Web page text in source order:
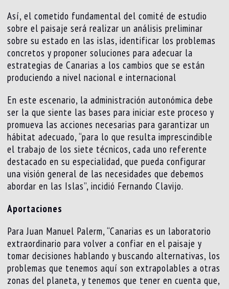
Así, el cometido fundamental del comité de estudio
sobre el paisaje será realizar un análisis preliminar
sobre su estado en las islas, identificar los problemas
concretos y proponer soluciones para adecuar la
estrategias de Canarias a los cambios que se están
produciendo a nivel nacional e internacional
En este escenario, la administración autonómica debe
ser la que siente las bases para iniciar este proceso y
promueva las acciones necesarias para garantizar un
hábitat adecuado, “para lo que resulta imprescindible
el trabajo de los siete técnicos, cada uno referente
destacado en su especialidad, que pueda configurar
una visión general de las necesidades que debemos
abordar en las Islas”, incidió Fernando Clavijo.
Aportaciones
Para Juan Manuel Palerm, “Canarias es un laboratorio
extraordinario para volver a confiar en el paisaje y
tomar decisiones hablando y buscando alternativas, los
problemas que tenemos aquí son extrapolables a otras
zonas del planeta, y tenemos que tener en cuenta que,